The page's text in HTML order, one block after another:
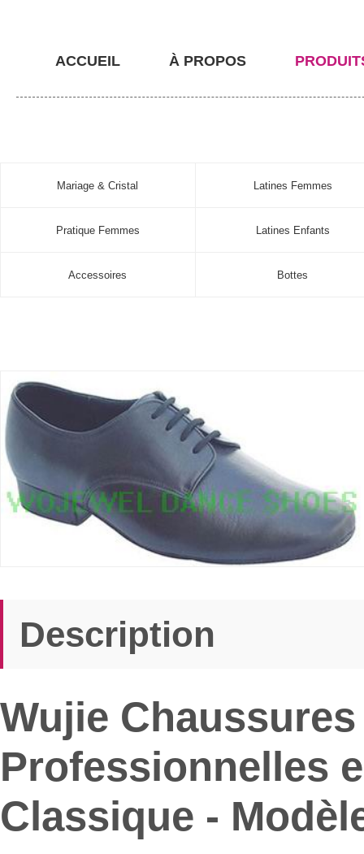
ACCUEIL À PROPOS
Mariage & Cristal Latines Femmes
Pratique Femmes Latines Enfants
Accessoires Bottes
Description
Wujie
Professionnelles
Classique -